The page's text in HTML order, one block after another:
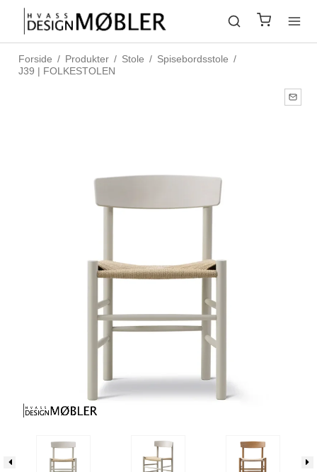
Forside / Produkter / Stole / Spisebordsstole /
J39 | FOLKESTOLEN